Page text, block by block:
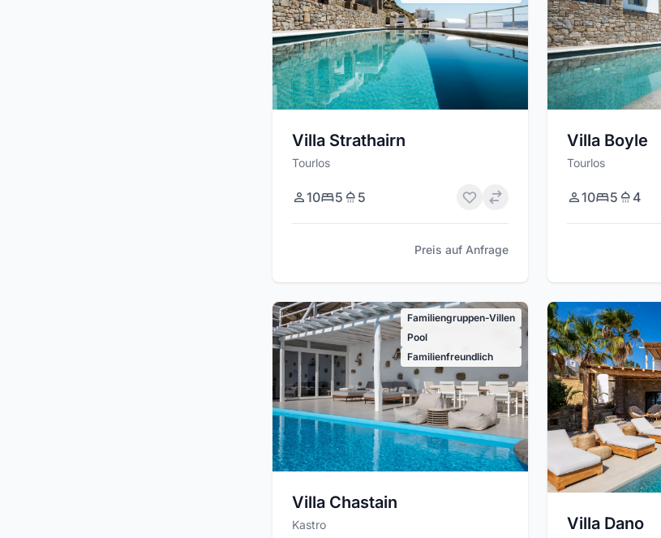
Villa Strathairn
Tourlos
10 5 5
Preis auf Anfrage
Villa Boyle
Tourlos
10 5 4
Familiengruppen-Villen
Pool
Familienfreundlich
Villa Chastain
Kastro Villa Dano